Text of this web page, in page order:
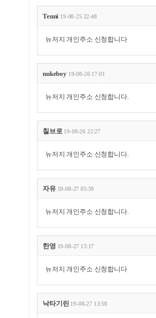
Tenni 19-08-25 22:48
뉴저지 개인주소 신청합니다
nukeboy 19-08-26 17:01
뉴저지 개인주소 신청합니다.
칠브로 19-08-26 22:27
뉴저지 개인주소 신청합니다.
자유 19-08-27 05:59
뉴저지 개인주소 신청합니다.
한영 19-08-27 13:17
뉴저지 개인주소 신청합니다
낙타기린 19-08-27 13:58